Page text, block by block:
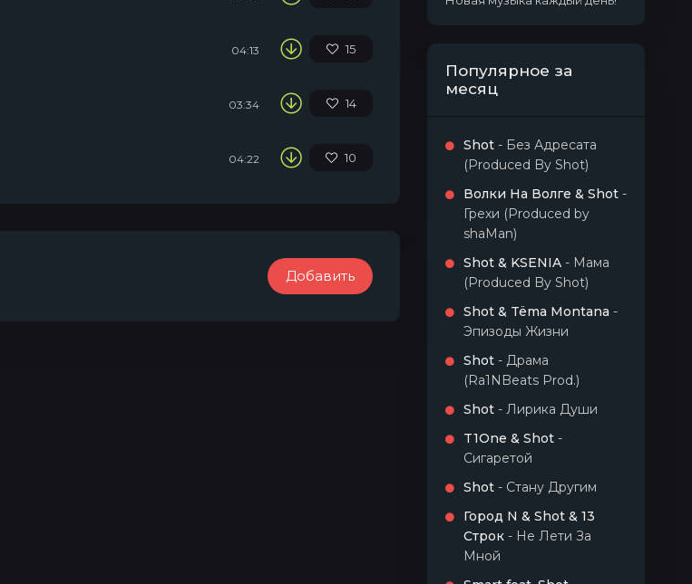
04:13 15
03:34 14
04:22 10
Добавить
Популярное за
месяц
Shot - Без Адресата
(Produced By Shot)
Волки На Волге & Shot -
Грехи (Produced by
shaMan)
Shot & KSENIA - Мама
(Produced By Shot)
Shot & Tëma Montana -
Эпизоды Жизни
Shot - Драма
(Ra1NBeats Prod.)
Shot - Лирика Души
T1One & Shot -
Сигаретой
Shot - Стану Другим
Город N & Shot & 13
Строк - Не Лети За
Мной